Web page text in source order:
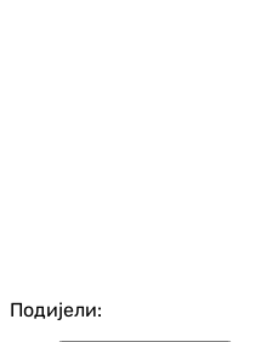
Подијели: